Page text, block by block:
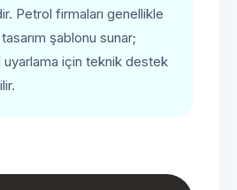
Petrol firmaları genellikle
şablonu sunar;
için teknik destek